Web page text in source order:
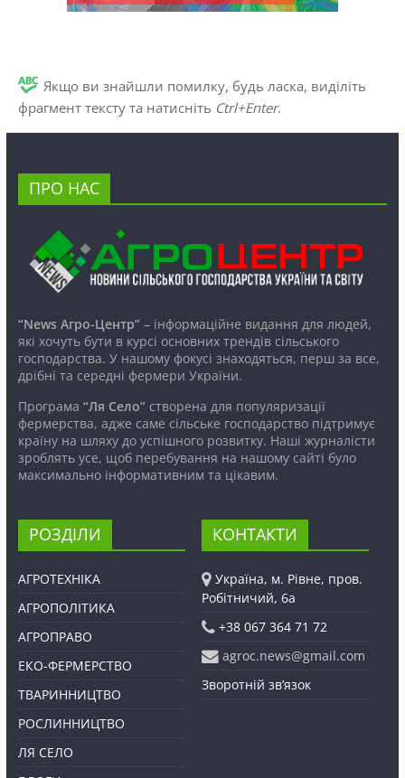
Якщо ви знайшли помилку, будь ласка, виділіть
фрагмент тексту та натисніть Ctrl+Enter.
ПРО НАС
“News Агро-Центр”– інформаційне видання для людей,
які хочуть бути в курсі основних трендів сільського
господарства. У нашому фокусі знаходяться, перш за все,
дрібні та середні фермери України.
Програма “Ля Село”створена для популяризації
фермерства, адже саме сільське господарство підтримує
країну на шляху до успішного розвитку. Наші журналісти
зроблять усе, щоб перебування на нашому сайті було
максимально інформативним та цікавим.
РОЗДІЛИ
АГРОТЕХНІКА
АГРОПОЛІТИКА
АГРОПРАВО
ЕКО-ФЕРМЕРСТВО
ТВАРИННИЦТВО
РОСЛИННИЦТВО
ЛЯ СЕЛО
КОНТАКТИ
Україна, м. Рівне, пров.
Робітничий, 6а
+38 067 364 71 72
agroc.news@gmail.com
Зворотній зв’язок